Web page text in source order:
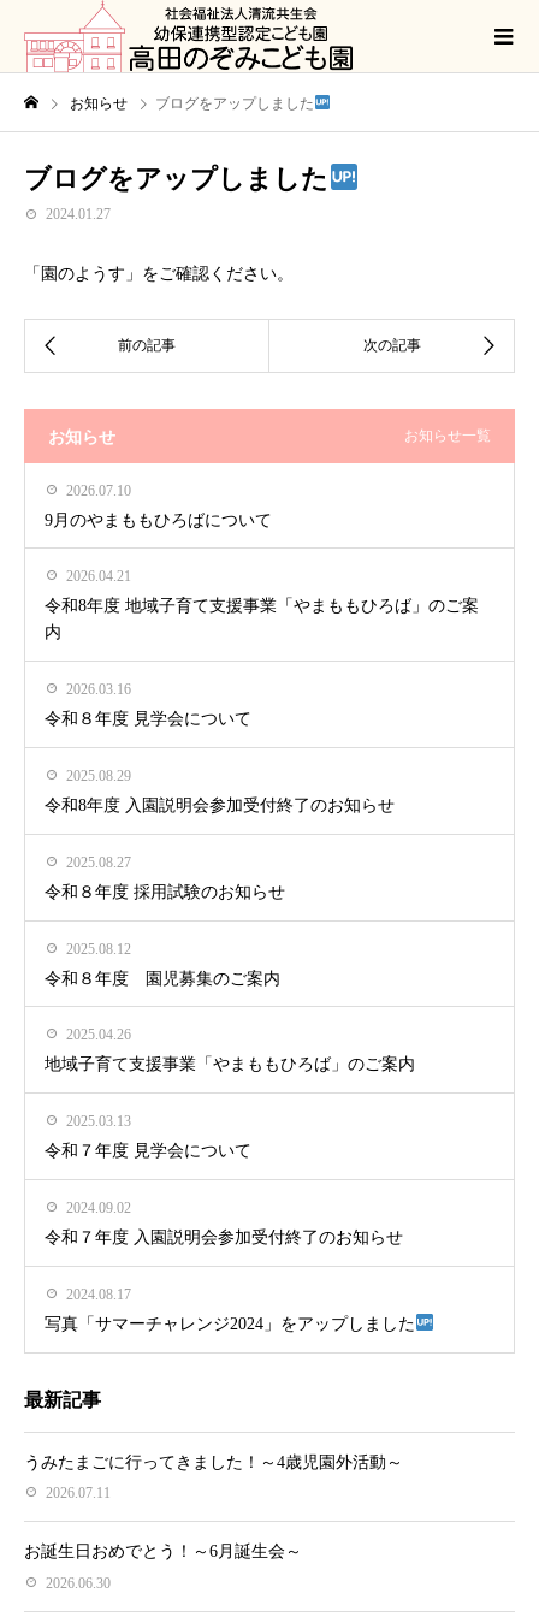
お知らせ ブログをアップしました
ブログをアップしました
2024.01.27
「園のようす」をご確認ください。
お知らせ お知らせ一覧
2026.07.10
9月のやまももひろばについて
2026.04.21
令和8年度 地域子育て支援事業「やまももひろば」のご案
内
2026.03.16
令和８年度 見学会について
2025.08.29
令和8年度 入園説明会参加受付終了のお知らせ
2025.08.27
令和８年度 採用試験のお知らせ
2025.08.12
令和８年度 園児募集のご案内
2025.04.26
地域子育て支援事業「やまももひろば」のご案内
2025.03.13
令和７年度 見学会について
2024.09.02
令和７年度 入園説明会参加受付終了のお知らせ
2024.08.17
写真「サマーチャレンジ2024」をアップしました
最新記事
うみたまごに行ってきました！～4歳児園外活動～
2026.07.11
お誕生日おめでとう！～6月誕生会～
2026.06.30